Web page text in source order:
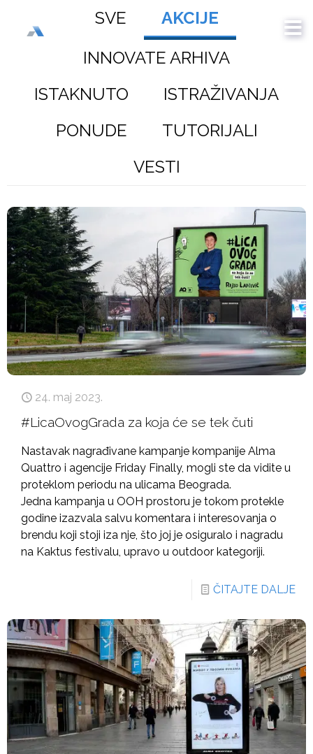
SVE
AKCIJE
INNOVATE ARHIVA
ISTAKNUTO
ISTRAŽIVANJA
PONUDE
TUTORIJALI
VESTI
24. maj 2023.
#LicaOvogGrada za koja će se tek čuti
Nastavak nagrađivane kampanje kompanije Alma
Quattro i agencije Friday Finally, mogli ste da vidite u
proteklom periodu na ulicama Beograda.
Jedna kampanja u OOH prostoru je tokom protekle
godine izazvala salvu komentara i interesovanja o
brendu koji stoji iza nje, što joj je osiguralo i nagradu
na Kaktus festivalu, upravo u outdoor kategoriji.
ČITAJTE DALJE